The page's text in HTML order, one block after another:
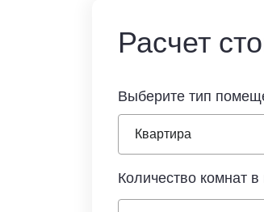
Расчет
Выберите тип
Количество комнат в